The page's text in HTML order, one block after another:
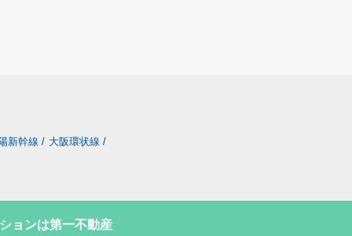
新幹線 / 大阪環状線 /
ョンは第一不動産